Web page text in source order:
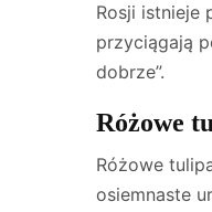
Rosji istnieje
przyciągają
dobrze”.
Różowe
Różowe
osiemnaste